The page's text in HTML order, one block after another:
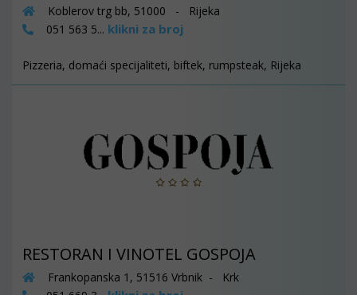
Koblerov trg bb, 51000 - Rijeka
051 563 5... klikni za broj
Pizzeria, domaći specijaliteti, biftek, rumpsteak, Rijeka
RESTORAN I VINOTEL GOSPOJA
Frankopanska 1, 51516 Vrbnik - Krk